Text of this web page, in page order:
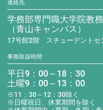
連絡先
学務部専門職大学院教
（青山キャンパス）
17号館2階 スチューデントセ
事務取扱時間
平日9：00～18：30
土曜9：00～13：00
※11：30～12：30除く
※日曜祝日、休業期間を除く